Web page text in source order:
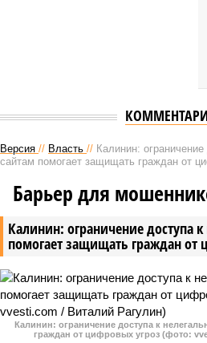
Версия // Власть // Калинин:
сайтам помогает защищать граждан от
Калинин: ограничение доступа
помогает защищать граждан от
Барьер для
Калинин: ограничение доступа к
граждан от цифровых угроз (фото: